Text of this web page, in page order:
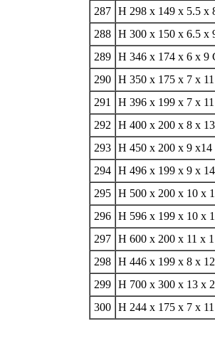
287 H 298 x 149 x 5.5 x
288 H 300 x 150 x 6.5 x
289 H 346 x 174 x 6 x 9
290 H 350 x 175 x 7 x
291
H 396 x 199 x 7 x
292
H 400 x 200 x 8 x
293 H 450 x 200 x 9 x14
294 H 496 x 199 x 9 x
295 H 500 x 200 x 10 x
296 H 596 x 199 x 10 x
297 H 600 x 200 x 11 x
298 H 446 x 199 x 8 x
299 H 700 x 300 x 13 x
300 H 244 x 175 x 7 x